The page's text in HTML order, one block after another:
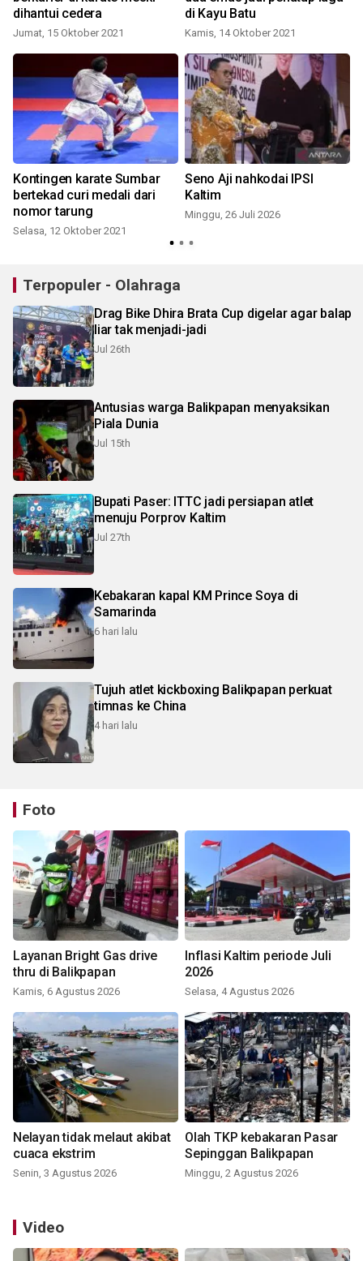
dihantui cedera
Jumat, 15 Oktober 2021
di Kayu Batu
Kamis, 14 Oktober 2021
Kontingen karate Sumbar
bertekad curi medali dari
nomor tarung
Selasa, 12 Oktober 2021
Seno Aji nahkodai IPSI
Kaltim
Minggu, 26 Juli 2026
Terpopuler - Olahraga
Drag Bike Dhira Brata Cup digelar agar balap
liar tak menjadi-jadi
Jul 26th
Antusias warga Balikpapan menyaksikan
Piala Dunia
Jul 15th
Bupati Paser: ITTC jadi persiapan atlet
menuju Porprov Kaltim
Jul 27th
Kebakaran kapal KM Prince Soya di
Samarinda
6 hari lalu
Tujuh atlet kickboxing Balikpapan perkuat
timnas ke China
4 hari lalu
Foto
Layanan Bright Gas drive
thru di Balikpapan
Kamis, 6 Agustus 2026
Inflasi Kaltim periode Juli
2026
Selasa, 4 Agustus 2026
Nelayan tidak melaut akibat
cuaca ekstrim
Senin, 3 Agustus 2026
Olah TKP kebakaran Pasar
Sepinggan Balikpapan
Minggu, 2 Agustus 2026
Video